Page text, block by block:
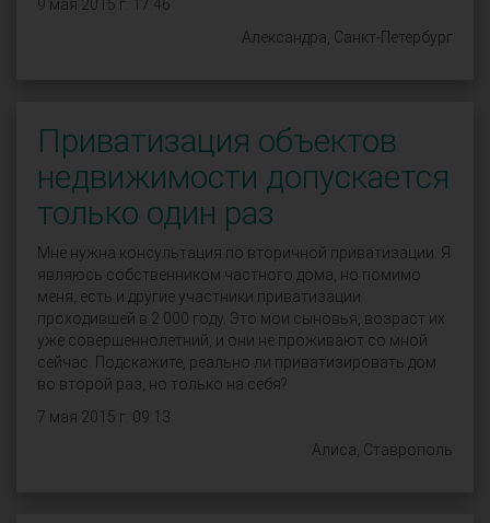
9 мая 2015 г. 17:46
Александра, Санкт-Петербург
Приватизация объектов
недвижимости допускается
только один раз
Мне нужна консультация по вторичной приватизации. Я
являюсь собственником частного дома, но помимо
меня, есть и другие участники приватизации
проходившей в 2 000 году. Это мои сыновья, возраст их
уже совершеннолетний, и они не проживают со мной
сейчас. Подскажите, реально ли приватизировать дом
во второй раз, но только на себя?
7 мая 2015 г. 09:13
Алиса, Ставрополь